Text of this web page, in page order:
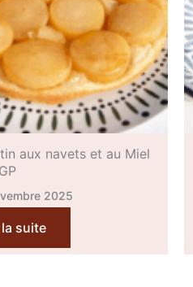
au four au lard
au Miel wallon IGP
2025
suite